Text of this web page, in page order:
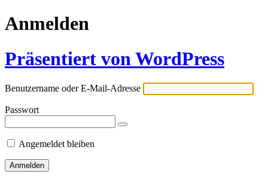
Anmelden
Präsentiert von WordPress
Benutzername oder E-Mail-Adresse
Passwort
Angemeldet bleiben